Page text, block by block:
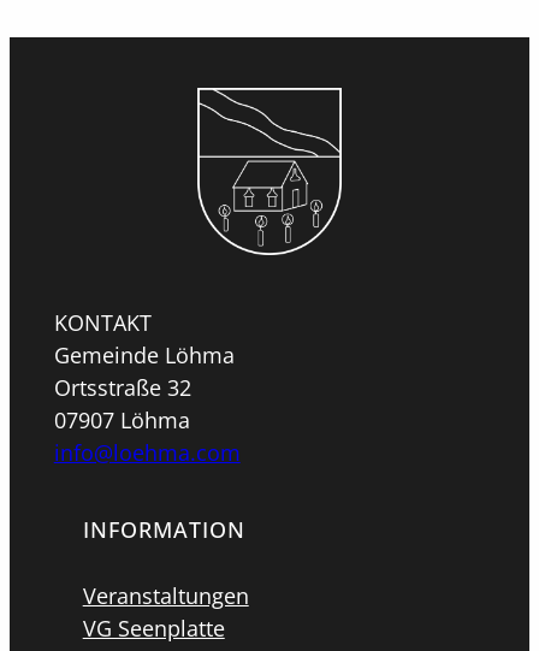
KONTAKT
Gemeinde Löhma
Ortsstraße 32
07907 Löhma
info@loehma.com
INFORMATION
Veranstaltungen
VG Seenplatte